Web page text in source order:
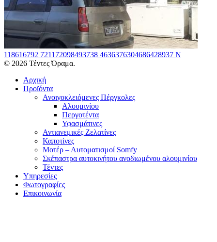
118616792 721172098493738 4636376304686428937 N
© 2026 Τέντες Όραμα.
Αρχική
Προϊόντα
Ανοιγοκλειόμενες Πέργκολες
Αλουμινίου
Περγοτέντα
Υφασμάτινες
Αντιανεμικές Ζελατίνες
Καποτίνες
Μοτέρ – Αυτοματισμοί Somfy
Σκέπαστρα αυτοκινήτου ανοδιωμένου αλουμινίου
Τέντες
Υπηρεσίες
Φωτογραφίες
Επικοινωνία